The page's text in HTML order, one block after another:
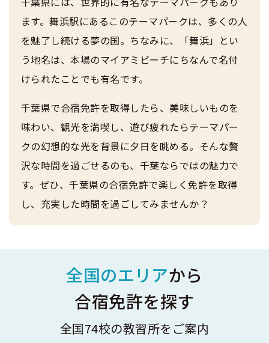
ます。舞浜駅にあるこのテーマパークは、多くの人
を魅了し続ける夢の国。ちなみに、「舞浜」とい
う地名は、本場のマイアミビーチにちなんで名付
けられたことでも有名です。
千葉県で合宿免許を取得したら、美味しいものを
味わい、観光を満喫し、遊び疲れたらテーマパー
クの幻想的な光を背景に夕日を眺める。そんな贅
沢な時間を過ごせるのも、千葉ならではの魅力で
す。ぜひ、千葉県の合宿免許で楽しく免許を取得
し、充実した時間を過ごしてみませんか？
全国のエリアから
合宿免許を探す
全国74校の教習所をご案内